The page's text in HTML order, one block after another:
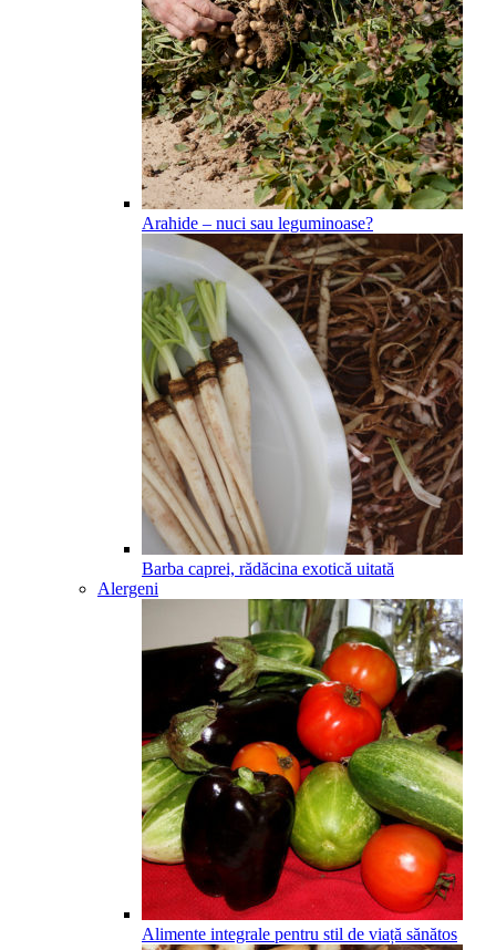
Arahide – nuci sau leguminoase?
Barba caprei, rădăcina exotică uitată
Alergeni
Alimente integrale pentru stil de viață sănătos